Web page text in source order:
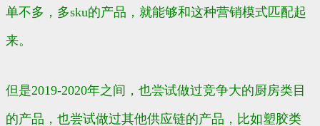
单不多，多sku的产品，就能够和这种营销模式匹配起
来。
但是2019-2020年之间，也尝试做过竞争大的厨房类目
的产品，也尝试做过其他供应链的产品，比如塑胶类